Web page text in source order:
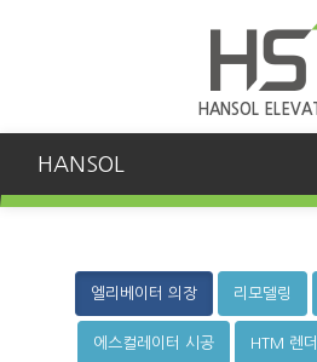
HANSOL
HANSOL
엘리베이터 의장 리모델링
에스컬레이터 시공 HTM 렌